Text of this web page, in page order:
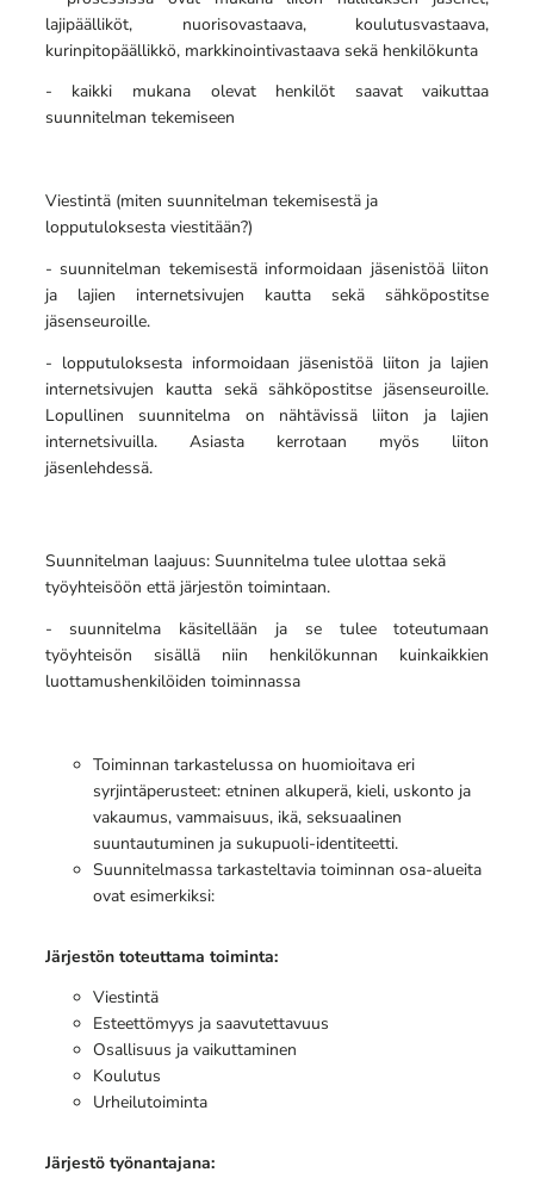
lajipäälliköt, nuorisovastaava, koulutusvastaava,
kurinpitopäällikkö, markkinointivastaava sekä henkilökunta
- kaikki mukana olevat henkilöt saavat vaikuttaa
suunnitelman tekemiseen
Viestintä (miten suunnitelman tekemisestä ja
lopputuloksesta viestitään?)
- suunnitelman tekemisestä informoidaan jäsenistöä liiton
ja lajien internetsivujen kautta sekä sähköpostitse
jäsenseuroille.
- lopputuloksesta informoidaan jäsenistöä liiton ja lajien
internetsivujen kautta sekä sähköpostitse jäsenseuroille.
Lopullinen suunnitelma on nähtävissä liiton ja lajien
internetsivuilla. Asiasta kerrotaan myös liiton
jäsenlehdessä.
Suunnitelman laajuus: Suunnitelma tulee ulottaa sekä
työyhteisöön että järjestön toimintaan.
- suunnitelma käsitellään ja se tulee toteutumaan
työyhteisön sisällä niin henkilökunnan kuinkaikkien
luottamushenkilöiden toiminnassa
Toiminnan tarkastelussa on huomioitava eri
syrjintäperusteet: etninen alkuperä, kieli, uskonto ja
vakaumus, vammaisuus, ikä, seksuaalinen
suuntautuminen ja sukupuoli-identiteetti.
Suunnitelmassa tarkasteltavia toiminnan osa-alueita
ovat esimerkiksi:
Järjestön toteuttama toiminta:
Viestintä
Esteettömyys ja saavutettavuus
Osallisuus ja vaikuttaminen
Koulutus
Urheilutoiminta
Järjestö työnantajana: